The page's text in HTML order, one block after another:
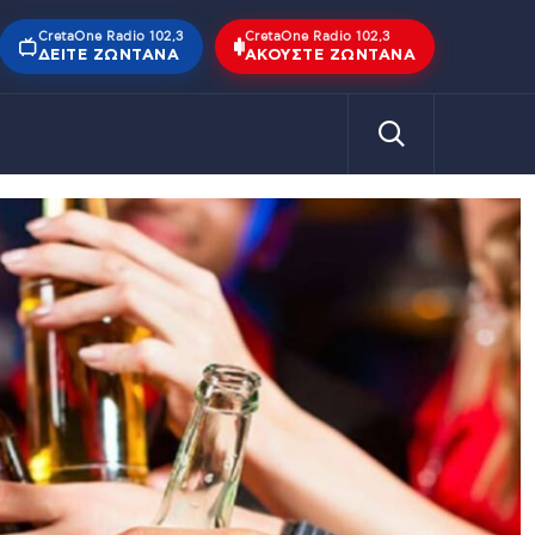
CretaOne Radio 102,3
ΔΕΊΤΕ ΖΩΝΤΑΝΆ
CretaOne Radio 102,3
ΑΚΟΎΣΤΕ ΖΩΝΤΑΝΆ